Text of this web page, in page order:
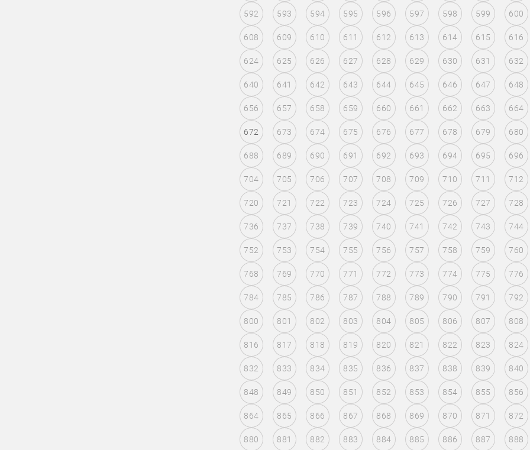
592 593 594 595 596 597 598 599 600
608 609 610 611 612 613 614 615 616
624 625 626 627 628 629 630 631 632
640 641 642 643 644 645 646 647 648
656 657 658 659 660 661 662 663 664
672 673 674 675 676 677 678 679 680
688 689 690 691 692 693 694 695 696
704 705 706 707 708 709 710 711 712
720 721 722 723 724 725 726 727 728
736 737 738 739 740 741 742 743 744
752 753 754 755 756 757 758 759 760
768 769 770 771 772 773 774 775 776
784 785 786 787 788 789 790 791 792
800 801 802 803 804 805 806 807 808
816 817 818 819 820 821 822 823 824
832 833 834 835 836 837 838 839 840
848 849 850 851 852 853 854 855 856
864 865 866 867 868 869 870 871 872
880 881 882 883 884 885 886 887 888